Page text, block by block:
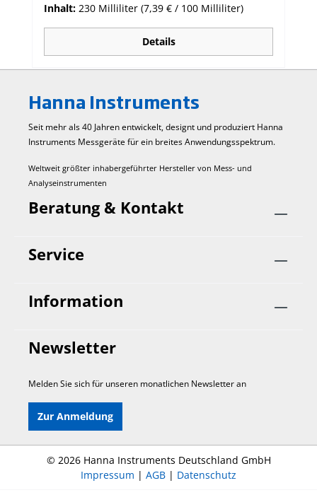
Inhalt: 230 Milliliter (7,39 € / 100 Milliliter)
Details
Hanna Instruments
Seit mehr als 40 Jahren entwickelt, designt und produziert Hanna
Instruments Mess­geräte für ein breites Anwendungs­spektrum.
Weltweit größter inhabergeführter Hersteller von Mess- und
Analyseinstrumenten
Beratung & Kontakt
Service
Information
Newsletter
Melden Sie sich für unseren monatlichen Newsletter an
Zur Anmeldung
© 2026 Hanna Instruments Deutschland GmbH
Impressum | AGB | Datenschutz